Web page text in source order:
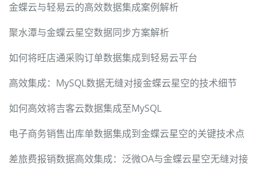
金蝶云与轻易云的高效数据集成案例解析
聚水潭与金蝶云星空数据同步方案解析
如何将旺店通采购订单数据集成到轻易云平台
高效集成：MySQL数据无缝对接金蝶云星空的技术细节
如何高效将吉客云数据集成至MySQL
电子商务销售出库单数据集成到金蝶云星空的关键技术点
差旅费报销数据高效集成：泛微OA与金蝶云星空无缝对接